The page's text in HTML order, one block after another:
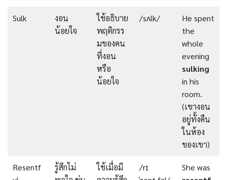
Sulk
งอน
น้อยใจ
ใช้อธิบาย
พฤติกรร
มของคน
ที่งอน
หรือ
น้อยใจ
/sʌlk/
He spent
the
whole
evening
sulking
in his
room.
(เขางอน
อยู่ทั้งคืน
ในห้อง
ของเขา)
Resentf
รู้สึกไม่
ใช้เมื่อมี
/rɪ
She was